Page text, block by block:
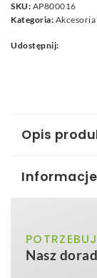
SKU: AP800016
Kategoria:
Udostępnij:
Opis
kuchenny,
posiłków w
Kolor
Nasz